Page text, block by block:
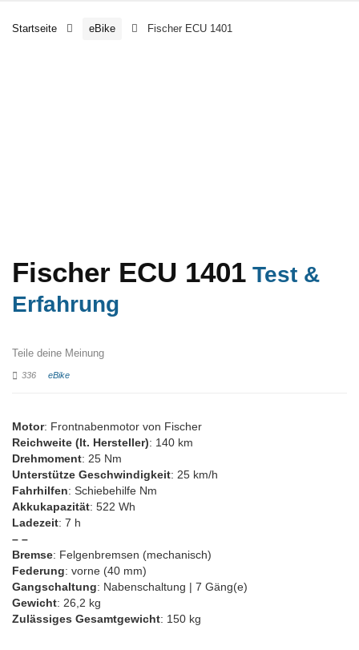
Startseite eBike Fischer ECU 1401
Fischer ECU 1401 Test &
Erfahrung
Teile deine Meinung
336 eBike
Motor: Frontnabenmotor von Fischer
Reichweite (lt. Hersteller): 140 km
Drehmoment: 25 Nm
Unterstütze Geschwindigkeit: 25 km/h
Fahrhilfen: Schiebehilfe Nm
Akkukapazität: 522 Wh
Ladezeit: 7 h
– –
Bremse: Felgenbremsen (mechanisch)
Federung: vorne (40 mm)
Gangschaltung: Nabenschaltung | 7 Gäng(e)
Gewicht: 26,2 kg
Zulässiges Gesamtgewicht: 150 kg